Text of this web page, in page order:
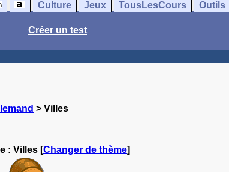
Culture Jeux TousLesCours Outils
Créer un test
> Villes
: Villes [Changer de thème]